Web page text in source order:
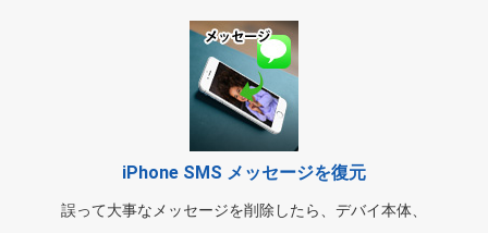
iPhone SMS メッセージを復元
誤って大事なメッセージを削除したら、デバイ本体、